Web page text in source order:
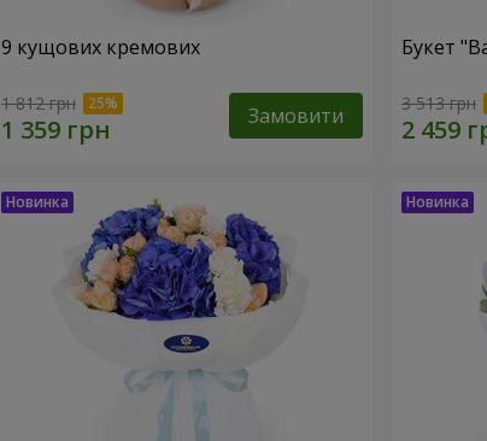
9 кущових кремових
1 812 грн Замовити
Букет
3 513 грн